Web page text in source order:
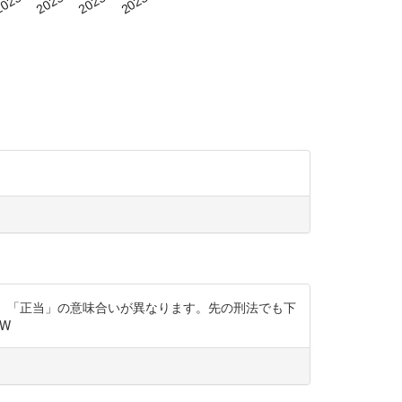
正当」の意味合いが異なります。先の刑法でも下